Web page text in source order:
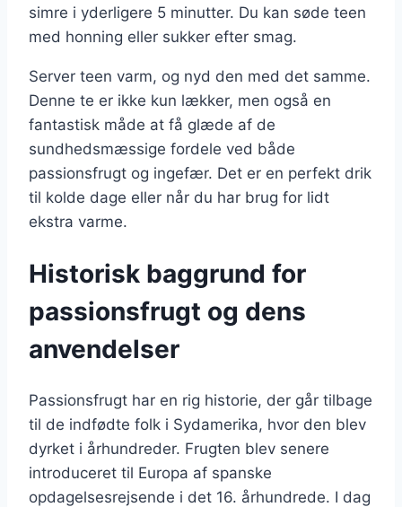
simre i yderligere 5 minutter. Du kan søde teen
med honning eller sukker efter smag.
Server teen varm, og nyd den med det samme.
Denne te er ikke kun lækker, men også en
fantastisk måde at få glæde af de
sundhedsmæssige fordele ved både
passionsfrugt og ingefær. Det er en perfekt drik
til kolde dage eller når du har brug for lidt
ekstra varme.
Historisk baggrund for
passionsfrugt og dens
anvendelser
Passionsfrugt har en rig historie, der går tilbage
til de indfødte folk i Sydamerika, hvor den blev
dyrket i århundreder. Frugten blev senere
introduceret til Europa af spanske
opdagelsesrejsende i det 16. århundrede. I dag